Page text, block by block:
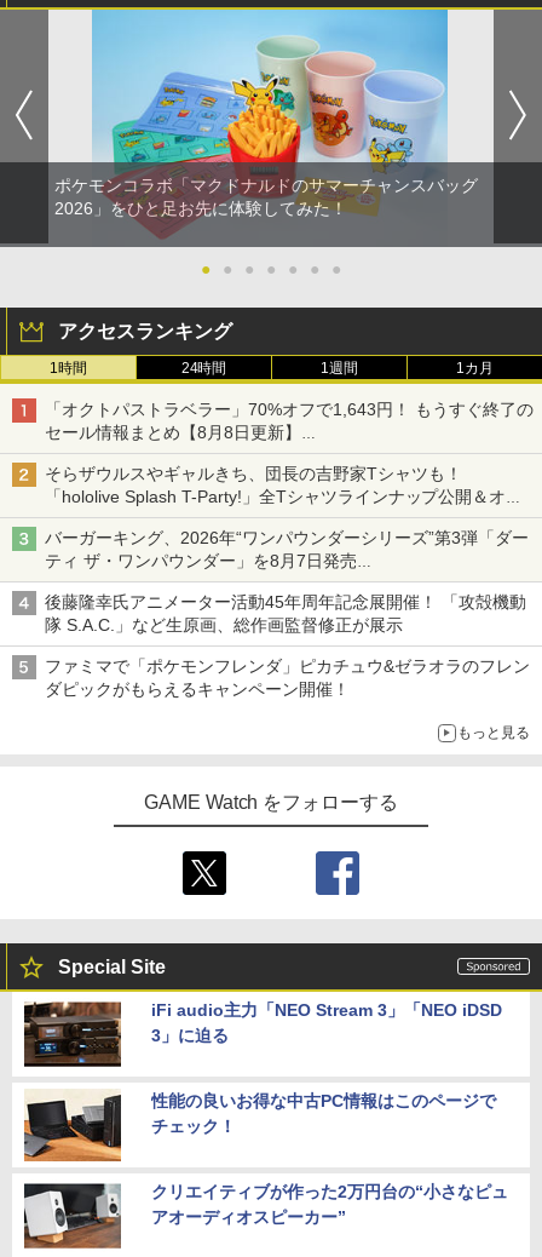
ポケモンコラボ「マクドナルドのサマーチャンスバッグ
2026」をひと足お先に体験してみた！
● ● ● ● ● ● ●
アクセスランキング
1時間 24時間 1週間 1カ月
「オクトパストラベラー」70%オフで1,643円！ もうすぐ終了の
セール情報まとめ【8月8日更新】
ニンテンドーeショップでは「大神 絶景版」が67%オフで990円
そらザウルスやギャルきち、団長の吉野家Tシャツも！
「hololive Splash T-Party!」全Tシャツラインナップ公開＆オン
ライン販売開始
バーガーキング、2026年“ワンパウンダーシリーズ”第3弾「ダー
ティ ザ・ワンパウンダー」を8月7日発売
「特製ガーリックマヨソース」を使用した超大型チーズバーガー
後藤隆幸氏アニメーター活動45年周年記念展開催！ 「攻殻機動
隊 S.A.C.」など生原画、総作画監督修正が展示
ファミマで「ポケモンフレンダ」ピカチュウ&ゼラオラのフレン
ダピックがもらえるキャンペーン開催！
もっと見る
GAME Watch をフォローする
Special Site
iFi audio主力「NEO Stream 3」「NEO iDSD
3」に迫る
性能の良いお得な中古PC情報はこのページで
チェック！
クリエイティブが作った2万円台の“小さなピュ
アオーディオスピーカー”